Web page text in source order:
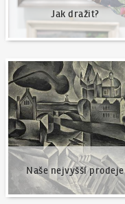
Jak dražit?
Naše nejvyšší prodeje
Naše nejvyšší prodeje